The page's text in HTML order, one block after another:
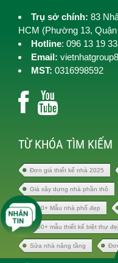
Trụ sở chính: 83
HCM (Phường 13,
Hotline: 096 13 19
Email:
MST: 0316998592
TỪ KHÓA TÌM KIẾM
Đơn giá thiết kế nhà 2025
Giá xây dựng nhà phần thô
1000+ Mẫu nhà phố đẹp
1000+ mẫu thiết kế biệt thự
Sửa nhà nâng tầng